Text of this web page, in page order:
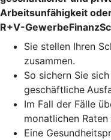
Arbeitsunfähigkeit
R+V-
Sie stellen Ihren
zusammen.
So sichern Sie
geschäftliche
Im Fall der Fälle
monatlichen
Eine